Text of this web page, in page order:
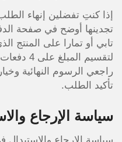
إذا كنتِ تفضلين إنهاء
تجدينها أوضح في صفحة
تابي أو تمارا على المنتج
لتقسيم
راجعي الرسوم النهائية
تأكيد الطلب.
سياسة الإرجاع